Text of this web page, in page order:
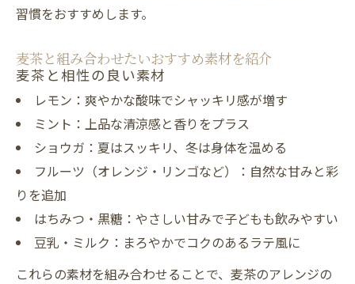
習慣をおすすめします。
麦茶と組み合わせたいおすすめ素材を紹介
麦茶と相性の良い素材
レモン：爽やかな酸味でシャッキリ感が増す
ミント：上品な清涼感と香りをプラス
ショウガ：夏はスッキリ、冬は身体を温める
フルーツ（オレンジ・リンゴなど）：自然な甘みと彩
りを追加
はちみつ・黒糖：やさしい甘みで子どもも飲みやすい
豆乳・ミルク：まろやかでコクのあるラテ風に
これらの素材を組み合わせることで、麦茶のアレンジの